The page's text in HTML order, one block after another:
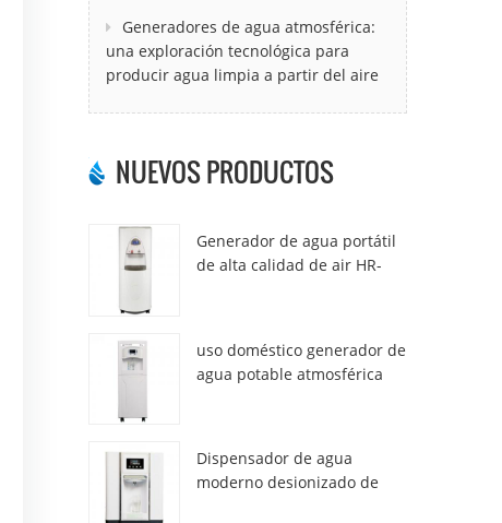
Generadores de agua atmosférica:
una exploración tecnológica para
producir agua limpia a partir del aire
NUEVOS PRODUCTOS
Generador de agua portátil
de alta calidad de air HR-
uso doméstico generador de
agua potable atmosférica
Dispensador de agua
moderno desionizado de